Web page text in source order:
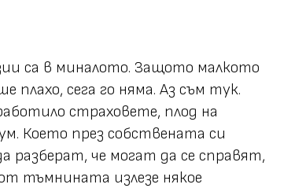
са в миналото. Защото малкото
плахо, сега го няма. Аз съм тук.
страховете, плод на
Което през собствената си
разберат, че могат да се справят,
тъмнината излезе някое